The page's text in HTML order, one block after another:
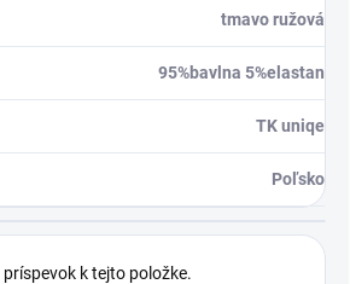
tmavo ružová
95%bavlna 5%elastan
TK uniqe
Poľsko
k tejto položke.